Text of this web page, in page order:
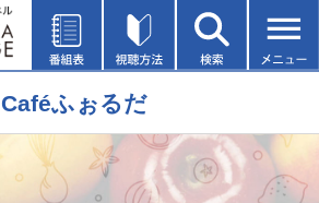
Caféふぉるだ